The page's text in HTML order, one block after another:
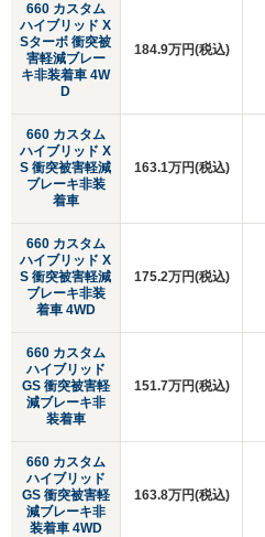
660 カスタム
ハイブリッド X
Sターボ 衝突被
害軽減ブレー
キ非装着車 4W
D
660 カスタム
ハイブリッド X
S 衝突被害軽減
ブレーキ非装
着車
660 カスタム
ハイブリッド X
S 衝突被害軽減
ブレーキ非装
着車 4WD
660 カスタム
ハイブリッド
GS 衝突被害軽
減ブレーキ非
装着車
660 カスタム
ハイブリッド
GS 衝突被害軽
減ブレーキ非
装着車 4WD
184.9万円(税込)
163.1万円(税込)
175.2万円(税込)
151.7万円(税込)
163.8万円(税込)